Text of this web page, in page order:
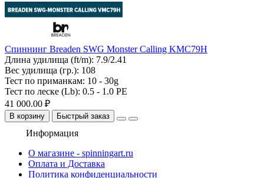
Спиннинг Breaden SWG Monster Calling KMC79H
Длина удилища (ft/m): 7.9/2.41
Вес удилища (гр.): 108
Тест по приманкам: 10 - 30g
Тест по леске (Lb): 0.5 - 1.0 PE
41 000.00 ₽
В корзину Быстрый заказ
Информация
О магазине - spinningart.ru
Оплата и Доставка
Политика конфиденциальности